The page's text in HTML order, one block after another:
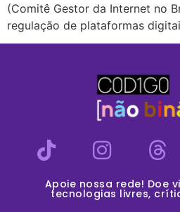
(Comitê Gestor da Internet no
regulação de plataformas
Apoie nossa rede! Doe
tecnologias livres,